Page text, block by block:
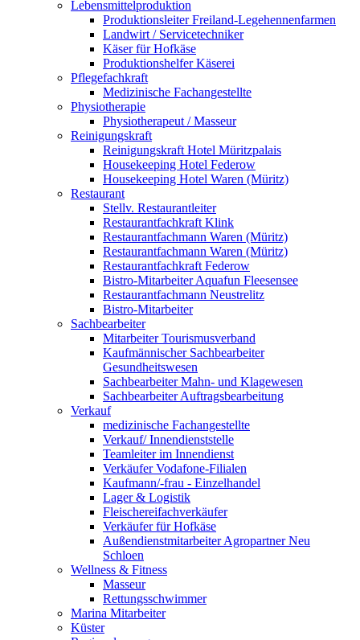
Lebensmittelproduktion
Produktionsleiter Freiland-Legehennenfarmen
Landwirt / Servicetechniker
Käser für Hofkäse
Produktionshelfer Käserei
Pflegefachkraft
Medizinische Fachangestellte
Physiotherapie
Physiotherapeut / Masseur
Reinigungskraft
Reinigungskraft Hotel Müritzpalais
Housekeeping Hotel Federow
Housekeeping Hotel Waren (Müritz)
Restaurant
Stellv. Restaurantleiter
Restaurantfachkraft Klink
Restaurantfachmann Waren (Müritz)
Restaurantfachmann Waren (Müritz)
Restaurantfachkraft Federow
Bistro-Mitarbeiter Aquafun Fleesensee
Restaurantfachmann Neustrelitz
Bistro-Mitarbeiter
Sachbearbeiter
Mitarbeiter Tourismusverband
Kaufmännischer Sachbearbeiter
Gesundheitswesen
Sachbearbeiter Mahn- und Klagewesen
Sachbearbeiter Auftragsbearbeitung
Verkauf
medizinische Fachangestellte
Verkauf/ Innendienststelle
Teamleiter im Innendienst
Verkäufer Vodafone-Filialen
Kaufmann/-frau - Einzelhandel
Lager & Logistik
Fleischereifachverkäufer
Verkäufer für Hofkäse
Außendienstmitarbeiter Agropartner Neu
Schloen
Wellness & Fitness
Masseur
Rettungsschwimmer
Marina Mitarbeiter
Küster